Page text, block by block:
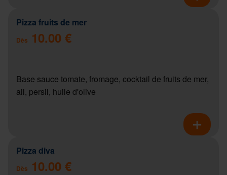
Pizza fruits de mer
Dès 10.00 €
Base sauce tomate, fromage, cocktail de fruits de mer,
ail, persil, huile d'olive
Pizza diva
Dès 10.00 €